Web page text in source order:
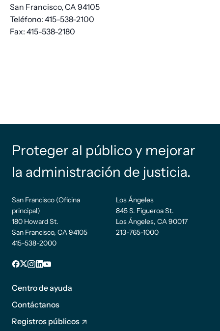
San Francisco, CA 94105
Teléfono: 415-538-2100
Fax: 415-538-2180
Proteger al público y mejorar
la administración de justicia.
San Francisco (Oficina
principal)
180 Howard St.
San Francisco, CA 94105
415-538-2000
Los Ángeles
845 S. Figueroa St.
Los Ángeles, CA 90017
213-765-1000
Facebook
incógnita
Instagram
LinkedIn
YouTube
Pie de
1
Centro de ayuda
Contáctanos
Registros públicos